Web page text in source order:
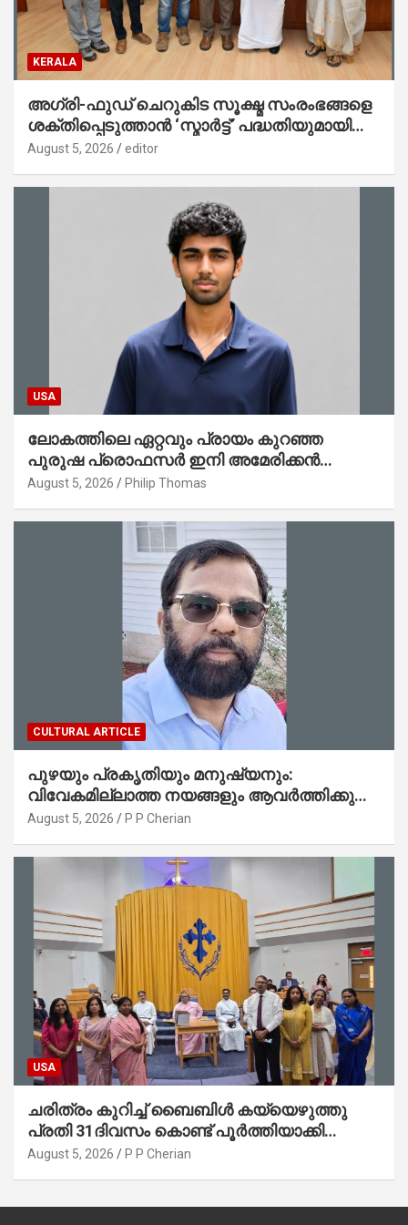
KERALA
അഗ്രി-ഫുഡ് ചെറുകിട സൂക്ഷ്മ സംരംഭങ്ങളെ
ശക്തിപ്പെടുത്താന്‍ ‘സ്മാര്‍ട്ട്’ പദ്ധതിയുമായി
കേര; ലോഗോ മുഖ്യമന്ത്രി പ്രകാശനം
August 5, 2026 editor
USA
ലോകത്തിലെ ഏറ്റവും പ്രായം കുറഞ്ഞ
പുരുഷ പ്രൊഫസർ ഇനി അമേരിക്കൻ
മലയാളി നേഥൻ തോമസ്
August 5, 2026 Philip Thomas
CULTURAL ARTICLE
പുഴയും പ്രകൃതിയും മനുഷ്യനും:
വിവേകമില്ലാത്ത നയങ്ങളും ആവർത്തിക്കുന്ന
ദുരന്തങ്ങളും : റവ. ജെയിംസ് കെ.
August 5, 2026 P P Cherian
USA
ചരിത്രം കുറിച്ച് ബൈബിൾ കയ്യെഴുത്തു
പ്രതി 31ദിവസം കൊണ്ട് പൂർത്തിയാക്കി
മാർത്തോമ്മാ ചർച്ച് ഓഫ് ഡാളസ് ഫാർമേഴ്‌സ്
August 5, 2026 P P Cherian